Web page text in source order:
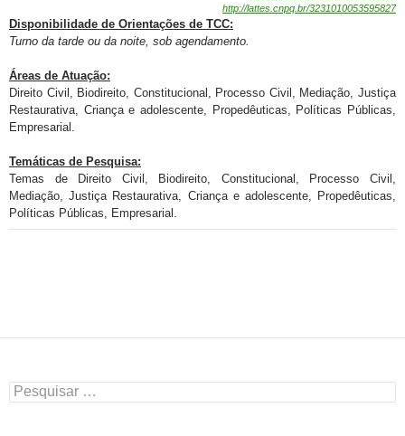
http://lattes.cnpq.br/3231010053595827
Disponibilidade de Orientações de TCC:
Turno da tarde ou da noite, sob agendamento.
Áreas de Atuação:
Direito Civil, Biodireito, Constitucional, Processo Civil, Mediação, Justiça
Restaurativa, Criança e adolescente, Propedêuticas, Políticas Públicas,
Empresarial.
Temáticas de Pesquisa:
Temas de Direito Civil, Biodireito, Constitucional, Processo Civil,
Mediação, Justiça Restaurativa, Criança e adolescente, Propedêuticas,
Políticas Públicas, Empresarial.
Pesquisar
por: